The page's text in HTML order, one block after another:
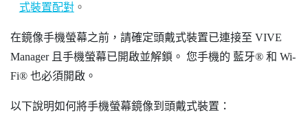
式裝置配對。
在鏡像手機螢幕之前，請確定頭戴式裝置已連接至 VIVE
Manager且手機螢幕已開啟並解鎖。 您手機的 藍牙® 和 Wi‍-
Fi® 也必須開啟。
以下說明如何將手機螢幕鏡像到頭戴式裝置：